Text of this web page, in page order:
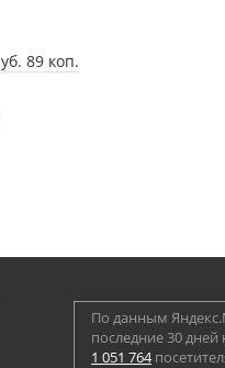
89 коп.
По данным
последние 30 дней
1 051 764